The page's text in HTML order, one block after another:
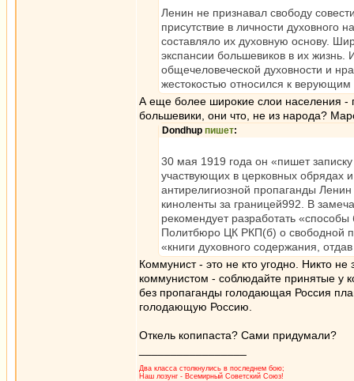
Ленин не признавал свободу
присутствие в личности духовного
составляло их духовную основу.
экспансии большевиков в их
общечеловеческой духовности и
жестокостью относился к
А еще более широкие слои населения -
большевики, они что, не из народа?
Dondhup пишет:
30 мая 1919 года он «пишет
участвующих в церковных обрядах
антирелигиозной пропаганды
киноленты за границей992. В
рекомендует разработать
Политбюро ЦК РКП(б) о свободной
«книги духовного содержания,
Коммунист - это не кто угодно. Никто
коммунистом - соблюдайте принятые у
без пропаганды голодающая Россия
голодающую Россию.
Откель копипаста? Сами придумали?
Два класса столкнулись в последнем бою;
Наш лозунг - Всемирный Советский Союз!